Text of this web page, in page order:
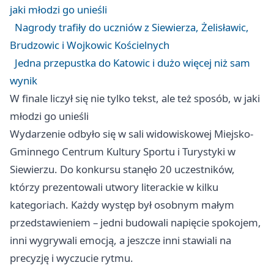
jaki młodzi go unieśli
Nagrody trafiły do uczniów z Siewierza, Żelisławic,
Brudzowic i Wojkowic Kościelnych
Jedna przepustka do Katowic i dużo więcej niż sam
wynik
W finale liczył się nie tylko tekst, ale też sposób, w jaki
młodzi go unieśli
Wydarzenie odbyło się w sali widowiskowej Miejsko-
Gminnego Centrum Kultury Sportu i Turystyki w
Siewierzu. Do konkursu stanęło 20 uczestników,
którzy prezentowali utwory literackie w kilku
kategoriach. Każdy występ był osobnym małym
przedstawieniem – jedni budowali napięcie spokojem,
inni wygrywali emocją, a jeszcze inni stawiali na
precyzję i wyczucie rytmu.